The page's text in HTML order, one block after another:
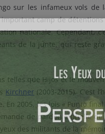
sur les infameux vols
camp de
nationale. Cependant,
de la junte, qui reste
telles que Hijos et le
Kirchner (2003-2015). C’est
2005, les lois « Punto
de pardon officielle de
des militants de la